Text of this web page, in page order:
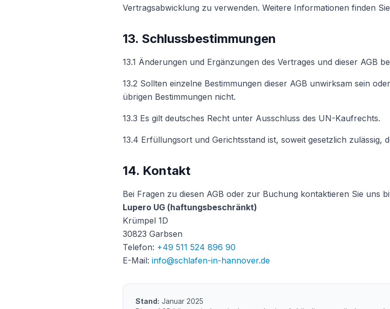
Vertragsabwicklung zu verwenden. Weitere Informationen finden
13. Schlussbestimmungen
13.1 Änderungen und Ergänzungen des Vertrages und dieser AGB
13.2 Sollten einzelne Bestimmungen dieser AGB unwirksam sein
übrigen Bestimmungen nicht.
13.3 Es gilt deutsches Recht unter Ausschluss des UN-Kaufrechts.
13.4 Erfüllungsort und Gerichtsstand ist, soweit gesetzlich zulässig,
14. Kontakt
Bei Fragen zu diesen AGB oder zur Buchung kontaktieren Sie uns
Lupero UG (haftungsbeschränkt)
Krümpel 1D
30823 Garbsen
Telefon: +49 511 524 896 90
E-Mail: info@schlafen-in-hannover.de
Stand: Januar 2025